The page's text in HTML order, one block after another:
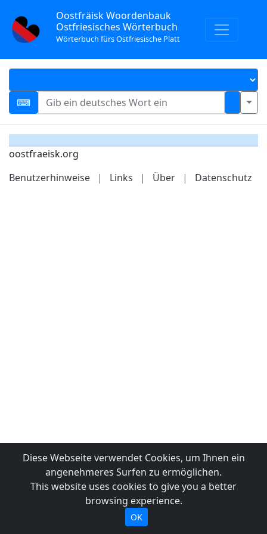
Oostfräisk Woordenbauk
Ostfriesisches Wörterbuch
Wörterbuch fürs Ostfriesische Platt
oostfraeisk.org
Benutzerhinweise
| Links | Über | Datenschutz
Diese Webseite verwendet Cookies, um Ihnen ein
angenehmeres Surfen zu ermöglichen.
This website uses cookies to give you a better
browsing experience.
OK